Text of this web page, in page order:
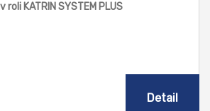
KATRIN SYSTEM PLUS
Detail